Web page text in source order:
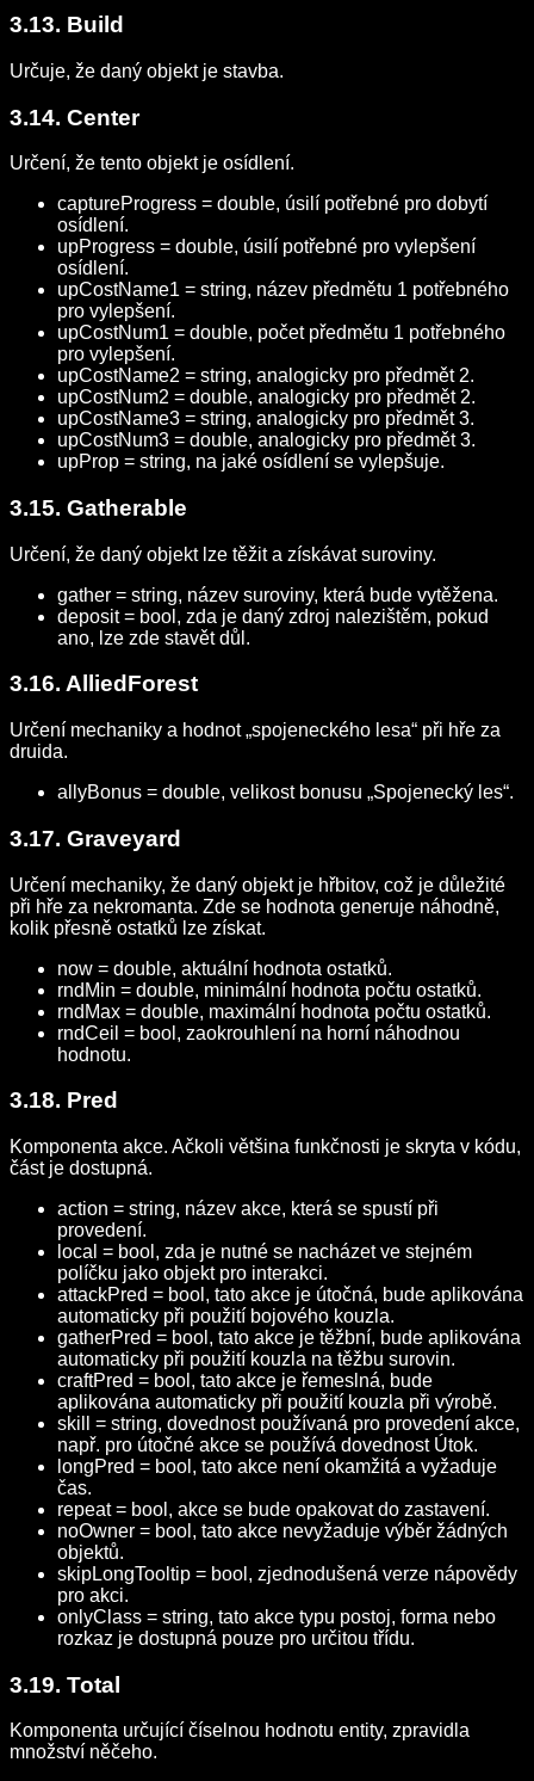
3.13. Build
Určuje, že daný objekt je stavba.
3.14. Center
Určení, že tento objekt je osídlení.
captureProgress = double, úsilí potřebné pro dobytí
osídlení.
upProgress = double, úsilí potřebné pro vylepšení
osídlení.
upCostName1 = string, název předmětu 1 potřebného
pro vylepšení.
upCostNum1 = double, počet předmětu 1 potřebného
pro vylepšení.
upCostName2 = string, analogicky pro předmět 2.
upCostNum2 = double, analogicky pro předmět 2.
upCostName3 = string, analogicky pro předmět 3.
upCostNum3 = double, analogicky pro předmět 3.
upProp = string, na jaké osídlení se vylepšuje.
3.15. Gatherable
Určení, že daný objekt lze těžit a získávat suroviny.
gather = string, název suroviny, která bude vytěžena.
deposit = bool, zda je daný zdroj nalezištěm, pokud
ano, lze zde stavět důl.
3.16. AlliedForest
Určení mechaniky a hodnot „spojeneckého lesa“ při hře za
druida.
allyBonus = double, velikost bonusu „Spojenecký les“.
3.17. Graveyard
Určení mechaniky, že daný objekt je hřbitov, což je důležité
při hře za nekromanta. Zde se hodnota generuje náhodně,
kolik přesně ostatků lze získat.
now = double, aktuální hodnota ostatků.
rndMin = double, minimální hodnota počtu ostatků.
rndMax = double, maximální hodnota počtu ostatků.
rndCeil = bool, zaokrouhlení na horní náhodnou
hodnotu.
3.18. Pred
Komponenta akce. Ačkoli většina funkčnosti je skryta v kódu,
část je dostupná.
action = string, název akce, která se spustí při
provedení.
local = bool, zda je nutné se nacházet ve stejném
políčku jako objekt pro interakci.
attackPred = bool, tato akce je útočná, bude aplikována
automaticky při použití bojového kouzla.
gatherPred = bool, tato akce je těžbní, bude aplikována
automaticky při použití kouzla na těžbu surovin.
craftPred = bool, tato akce je řemeslná, bude
aplikována automaticky při použití kouzla při výrobě.
skill = string, dovednost používaná pro provedení akce,
např. pro útočné akce se používá dovednost Útok.
longPred = bool, tato akce není okamžitá a vyžaduje
čas.
repeat = bool, akce se bude opakovat do zastavení.
noOwner = bool, tato akce nevyžaduje výběr žádných
objektů.
skipLongTooltip = bool, zjednodušená verze nápovědy
pro akci.
onlyClass = string, tato akce typu postoj, forma nebo
rozkaz je dostupná pouze pro určitou třídu.
3.19. Total
Komponenta určující číselnou hodnotu entity, zpravidla
množství něčeho.